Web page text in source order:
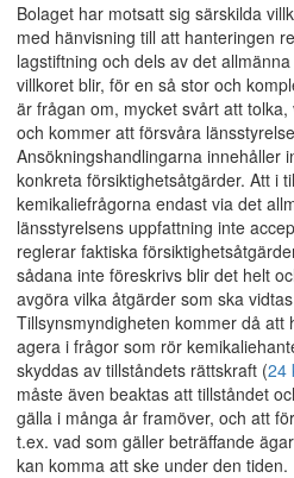
Bolaget har motsatt sig särskilda
med hänvisning till att hanteringen
lagstiftning och dels av det
villkoret blir, för en så stor och
är frågan om, mycket svårt att
och kommer att försvåra
Ansökningshandlingarna innehåller
konkreta försiktighetsåtgärder. Att i
kemikaliefrågorna endast via det
länsstyrelsens uppfattning inte
reglerar faktiska
sådana inte föreskrivs blir det helt
avgöra vilka åtgärder som ska
Tillsynsmyndigheten kommer då att
agera i frågor som rör
skyddas av tillståndets rättskraft (24
måste även beaktas att tillståndet
gälla i många år framöver, och att
t.ex. vad som gäller beträffande
kan komma att ske under den tiden.